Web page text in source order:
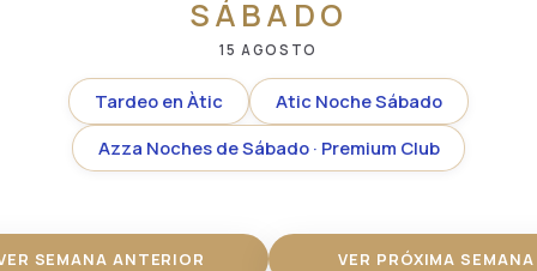
SÁBADO
15 AGOSTO
Tardeo en Àtic
Atic Noche Sábado
Azza Noches de Sábado · Premium Club
SEMANA ANTERIOR VER PRÓXIMA SEMANA